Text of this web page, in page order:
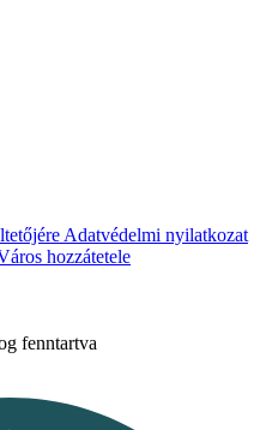
Adatvédelmi nyilatkozat
hozzátetele
fenntartva